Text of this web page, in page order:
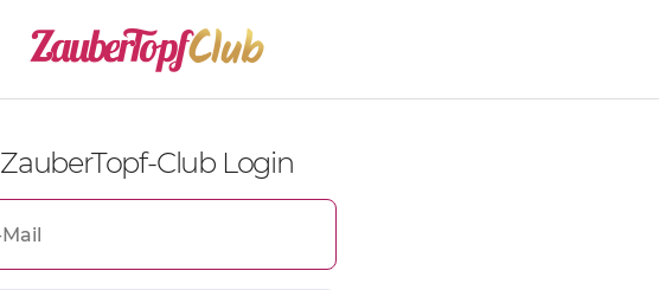
ZauberTopf-Club Login